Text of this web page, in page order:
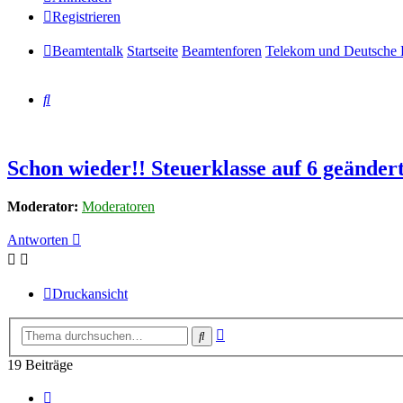
Registrieren
Beamtentalk Startseite Beamtenforen Telekom und Deutsche
Suche
Schon wieder!! Steuerklasse auf 6
Moderator: Moderatoren
Antworten
Druckansicht
Suche
19 Beiträge